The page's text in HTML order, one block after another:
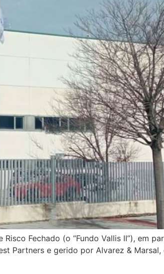
Fechado (o “Fundo Vallis II”), em
Partners e gerido por Alvarez &